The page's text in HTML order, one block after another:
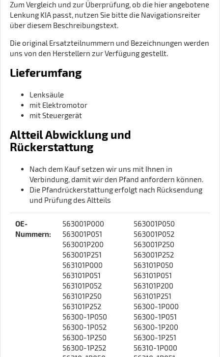
Zum Vergleich und zur Überprüfung, ob die hier angebotene
Lenkung KIA passt, nutzen Sie bitte die Navigationsreiter
über diesem Beschreibungstext.
Die original Ersatzteilnummern und Bezeichnungen werden
uns von den Herstellern zur Verfügung gestellt.
Lieferumfang
Lenksäule
mit Elektromotor
mit Steuergerät
Altteil Abwicklung und
Rückerstattung
Nach dem Kauf setzen wir uns mit Ihnen in
Verbindung, damit wir den Pfand anfordern können.
Die Pfandrückerstattung erfolgt nach Rücksendung
und Prüfung des Altteils
P
r
W
e
OE-
Nummern‍:
563001P000
563001P050
563001P051
563001P052
563001P200
563001P250
563001P251
563001P252
563101P000
563101P050
563101P051
563101P051
563101P052
563101P200
563101P250
563101P251
563101P252
56300-1P000
56300-1P050
56300-1P051
56300-1P052
56300-1P200
56300-1P250
56300-1P251
56300-1P252
56310-1P000